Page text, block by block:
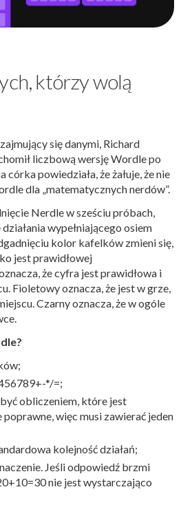
którzy wolą
się danymi, Richard
liczbową wersję Wordle po
powiedziała, że ​​żałuje, że nie
dla „matematycznych nerdów”.
Nerdle w sześciu próbach,
wypełniającego osiem
kolor kafelków zmieni się,
jest prawidłowej
że ​​cyfra jest prawidłowa i
Fioletowy oznacza, że ​​jest w grze,
Czarny oznacza, że ​​w ogóle
*/=;
być obliczeniem, które jest
więc musi zawierać jeden
kolejność działań;
Jeśli odpowiedź brzmi
nie jest wystarczająco